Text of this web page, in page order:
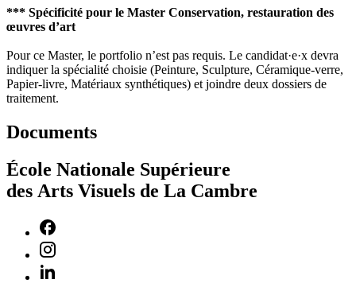
*** Spécificité pour le Master Conservation, restauration des
œuvres d’art
Pour ce Master, le portfolio n’est pas requis. Le candidat·e·x devra
indiquer la spécialité choisie (Peinture, Sculpture, Céramique-verre,
Papier-livre, Matériaux synthétiques) et joindre deux dossiers de
traitement.
Documents
École Nationale Supérieure
des Arts Visuels de La Cambre